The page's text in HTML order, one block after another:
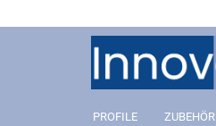
PROFILE ZUBEHÖR